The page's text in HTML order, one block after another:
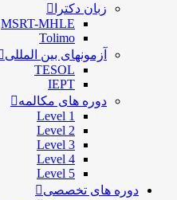
زبان دکترا
MSRT-MHLE
Tolimo
آزمونهای بین المللی
TESOL
IEPT
دوره های مکالمه
Level 1
Level 2
Level 3
Level 4
Level 5
دوره های تخصصی